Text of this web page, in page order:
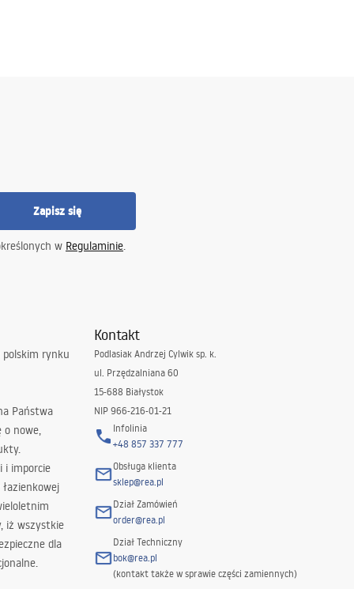
Zapisz się
w Regulaminie.
polskim rynku
Państwa
o nowe,
i imporcie
iż wszystkie
dla
Kontakt
Podlasiak Andrzej Cylwik sp. k.
ul. Przędzalniana 60
15-688 Białystok
NIP 966-216-01-21
Infolinia
+48 857 337 777
Obsługa klienta
sklep@rea.pl
Dział Zamówień
order@rea.pl
Dział Techniczny
bok@rea.pl
(kontakt także w sprawie części zamiennych)